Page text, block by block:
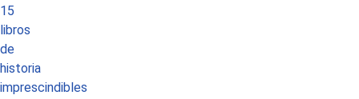
15
libros
de
historia
imprescindibles